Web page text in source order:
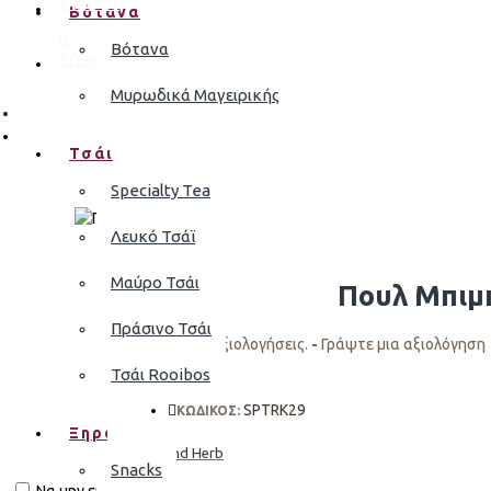
Βότανα
Βότανα
Μυρωδικά Μαγειρικής
Τσάι
Specialty Tea
Λευκό Τσάϊ
Μαύρο Τσάι
Πράσινο Τσάι
Τσάι Rooibos
Ξηροί Καρποί
Snacks
ΕΙΣΟΔΟΣ
ΕΓΓΡΑΦΗ
Πουλ
Σύμφωνα με 0 αξιολογήσεις. - Γράψτε μια αξιολόγηση
ΚΩΔΙΚΟΣ: SPTRK29
Bean and Herb